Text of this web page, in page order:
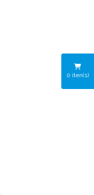
0 iten(s)